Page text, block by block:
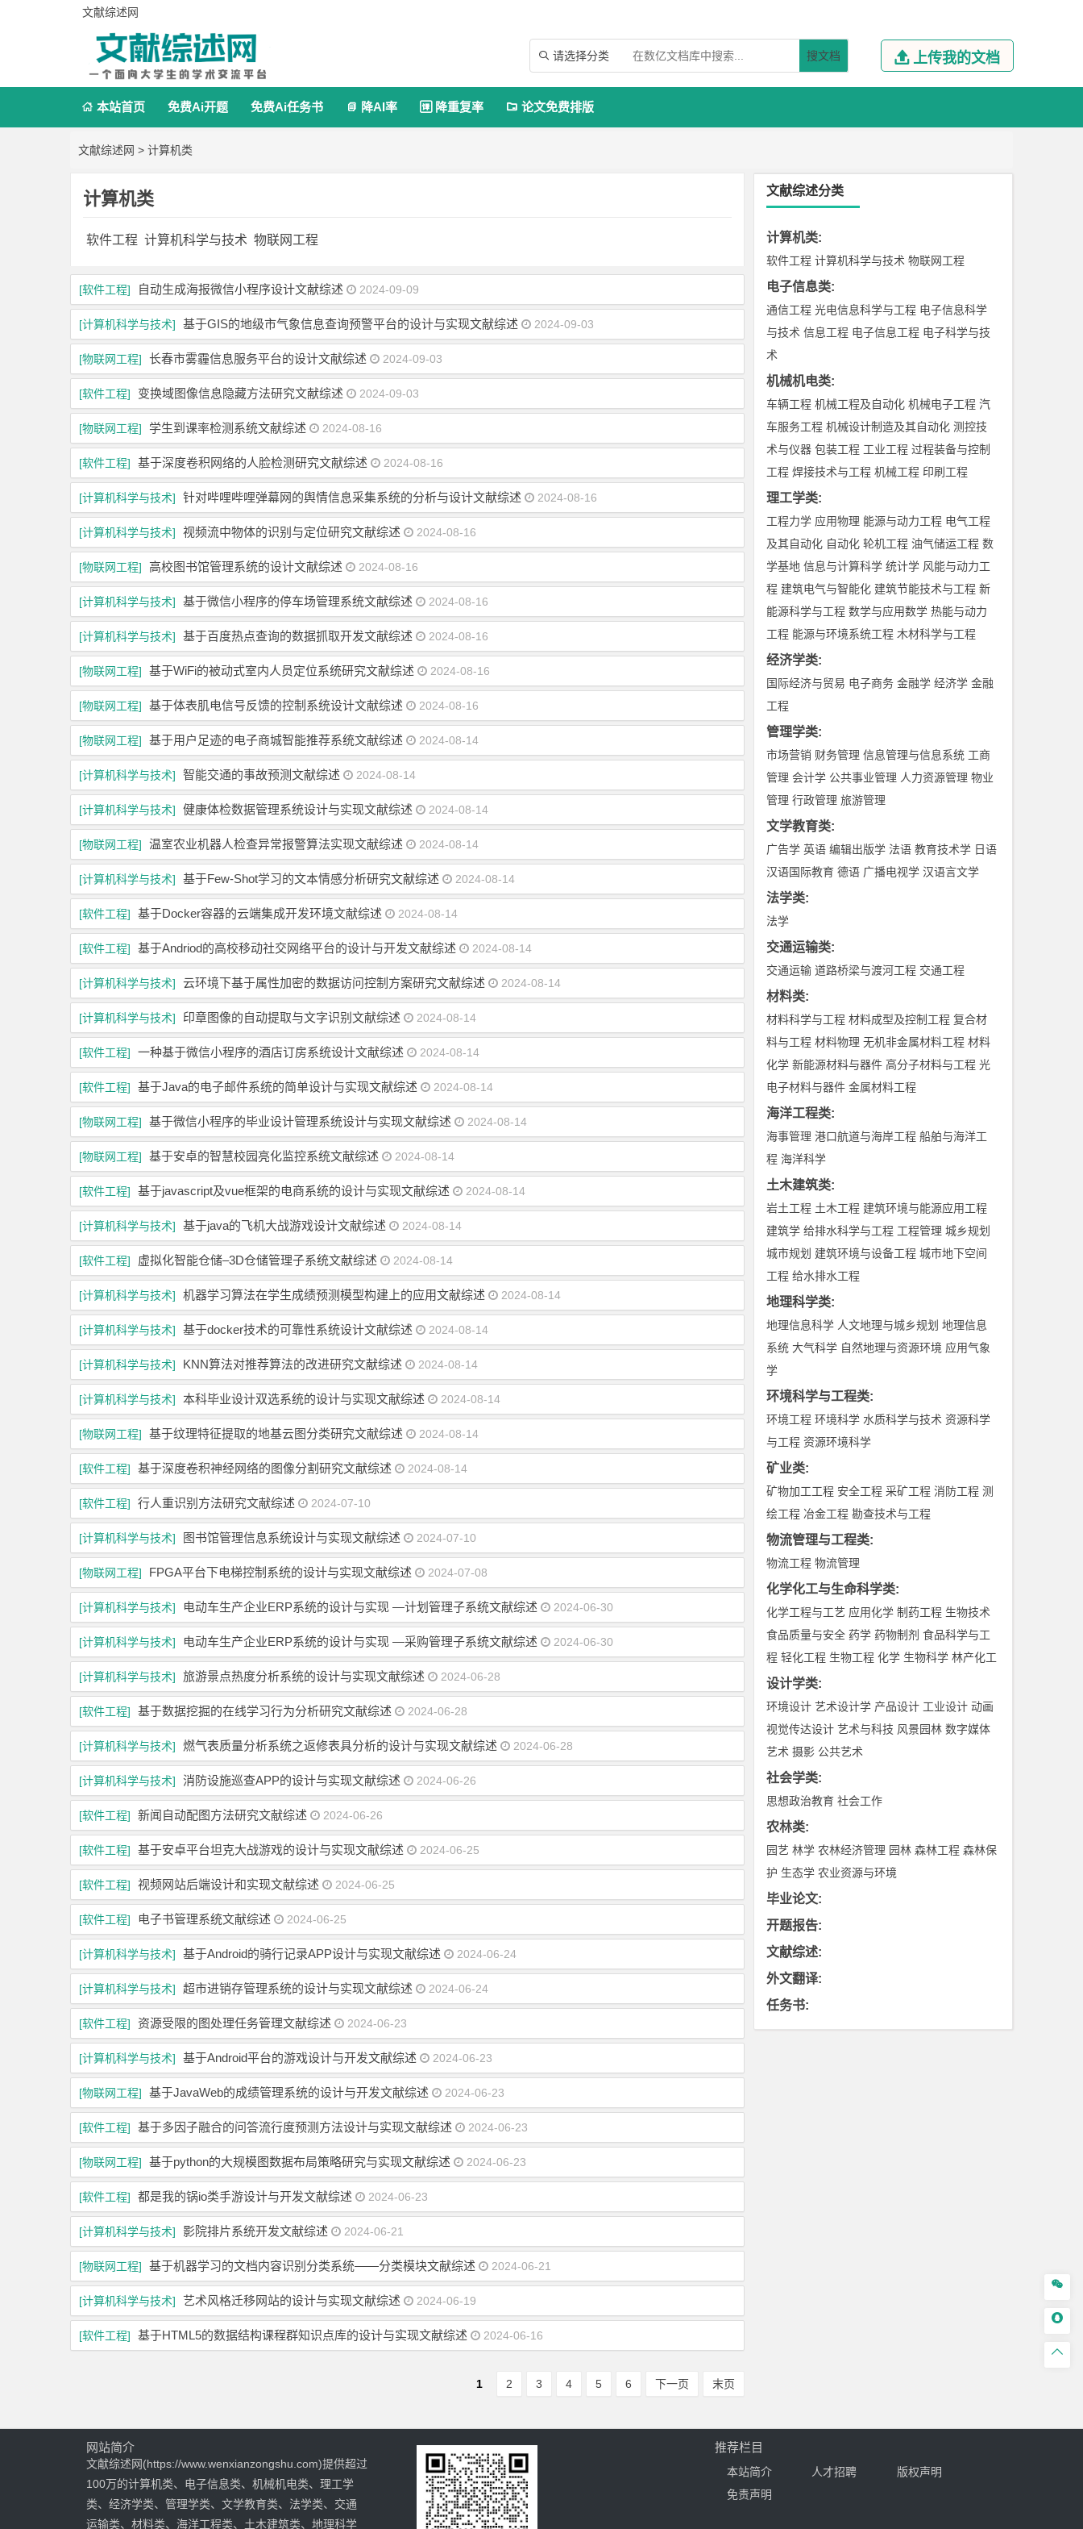
文献综述网
 请选择分类 搜文档  上传我的文档
 本站首页 免费Ai开题 免费Ai任务书  降AI率  降重复率  论文免费排版
文献综述网 > 计算机类
计算机类
软件工程 计算机科学与技术 物联网工程
[软件工程] 自动生成海报微信小程序设计文献综述 2024-09-09
[计算机科学与技术] 基于GIS的地级市气象信息查询预警平台的设计与实现文献综述 2024-09-03
[物联网工程] 长春市雾霾信息服务平台的设计文献综述 2024-09-03
[软件工程] 变换域图像信息隐藏方法研究文献综述 2024-09-03
[物联网工程] 学生到课率检测系统文献综述 2024-08-16
[软件工程] 基于深度卷积网络的人脸检测研究文献综述 2024-08-16
[计算机科学与技术] 针对哔哩哔哩弹幕网的舆情信息采集系统的分析与设计文献综述 2024-08-16
[计算机科学与技术] 视频流中物体的识别与定位研究文献综述 2024-08-16
[物联网工程] 高校图书馆管理系统的设计文献综述 2024-08-16
[计算机科学与技术] 基于微信小程序的停车场管理系统文献综述 2024-08-16
[计算机科学与技术] 基于百度热点查询的数据抓取开发文献综述 2024-08-16
[物联网工程] 基于WiFi的被动式室内人员定位系统研究文献综述 2024-08-16
[物联网工程] 基于体表肌电信号反馈的控制系统设计文献综述 2024-08-16
[物联网工程] 基于用户足迹的电子商城智能推荐系统文献综述 2024-08-14
[计算机科学与技术] 智能交通的事故预测文献综述 2024-08-14
[计算机科学与技术] 健康体检数据管理系统设计与实现文献综述 2024-08-14
[物联网工程] 温室农业机器人检查异常报警算法实现文献综述 2024-08-14
[计算机科学与技术] 基于Few-Shot学习的文本情感分析研究文献综述 2024-08-14
[软件工程] 基于Docker容器的云端集成开发环境文献综述 2024-08-14
[软件工程] 基于Andriod的高校移动社交网络平台的设计与开发文献综述 2024-08-14
[计算机科学与技术] 云环境下基于属性加密的数据访问控制方案研究文献综述 2024-08-14
[计算机科学与技术] 印章图像的自动提取与文字识别文献综述 2024-08-14
[软件工程] 一种基于微信小程序的酒店订房系统设计文献综述 2024-08-14
[软件工程] 基于Java的电子邮件系统的简单设计与实现文献综述 2024-08-14
[物联网工程] 基于微信小程序的毕业设计管理系统设计与实现文献综述 2024-08-14
[物联网工程] 基于安卓的智慧校园亮化监控系统文献综述 2024-08-14
[软件工程] 基于javascript及vue框架的电商系统的设计与实现文献综述 2024-08-14
[计算机科学与技术] 基于java的飞机大战游戏设计文献综述 2024-08-14
[软件工程] 虚拟化智能仓储–3D仓储管理子系统文献综述 2024-08-14
[计算机科学与技术] 机器学习算法在学生成绩预测模型构建上的应用文献综述 2024-08-14
[计算机科学与技术] 基于docker技术的可靠性系统设计文献综述 2024-08-14
[计算机科学与技术] KNN算法对推荐算法的改进研究文献综述 2024-08-14
[计算机科学与技术] 本科毕业设计双选系统的设计与实现文献综述 2024-08-14
[物联网工程] 基于纹理特征提取的地基云图分类研究文献综述 2024-08-14
[软件工程] 基于深度卷积神经网络的图像分割研究文献综述 2024-08-14
[软件工程] 行人重识别方法研究文献综述 2024-07-10
[计算机科学与技术] 图书馆管理信息系统设计与实现文献综述 2024-07-10
[物联网工程] FPGA平台下电梯控制系统的设计与实现文献综述 2024-07-08
[计算机科学与技术] 电动车生产企业ERP系统的设计与实现 —计划管理子系统文献综述 2024-06-30
[计算机科学与技术] 电动车生产企业ERP系统的设计与实现 —采购管理子系统文献综述 2024-06-30
[计算机科学与技术] 旅游景点热度分析系统的设计与实现文献综述 2024-06-28
[软件工程] 基于数据挖掘的在线学习行为分析研究文献综述 2024-06-28
[计算机科学与技术] 燃气表质量分析系统之返修表具分析的设计与实现文献综述 2024-06-28
[计算机科学与技术] 消防设施巡查APP的设计与实现文献综述 2024-06-26
[软件工程] 新闻自动配图方法研究文献综述 2024-06-26
[软件工程] 基于安卓平台坦克大战游戏的设计与实现文献综述 2024-06-25
[软件工程] 视频网站后端设计和实现文献综述 2024-06-25
[软件工程] 电子书管理系统文献综述 2024-06-25
[计算机科学与技术] 基于Android的骑行记录APP设计与实现文献综述 2024-06-24
[计算机科学与技术] 超市进销存管理系统的设计与实现文献综述 2024-06-24
[软件工程] 资源受限的图处理任务管理文献综述 2024-06-23
[计算机科学与技术] 基于Android平台的游戏设计与开发文献综述 2024-06-23
[物联网工程] 基于JavaWeb的成绩管理系统的设计与开发文献综述 2024-06-23
[软件工程] 基于多因子融合的问答流行度预测方法设计与实现文献综述 2024-06-23
[物联网工程] 基于python的大规模图数据布局策略研究与实现文献综述 2024-06-23
[软件工程] 都是我的锅io类手游设计与开发文献综述 2024-06-23
[计算机科学与技术] 影院排片系统开发文献综述 2024-06-21
[物联网工程] 基于机器学习的文档内容识别分类系统——分类模块文献综述 2024-06-21
[计算机科学与技术] 艺术风格迁移网站的设计与实现文献综述 2024-06-19
[软件工程] 基于HTML5的数据结构课程群知识点库的设计与实现文献综述 2024-06-16
1 2 3 4 5 6 下一页 末页
文献综述分类
计算机类:
软件工程 计算机科学与技术 物联网工程
电子信息类:
通信工程 光电信息科学与工程 电子信息科学
与技术 信息工程 电子信息工程 电子科学与技
术
机械机电类:
车辆工程 机械工程及自动化 机械电子工程 汽
车服务工程 机械设计制造及其自动化 测控技
术与仪器 包装工程 工业工程 过程装备与控制
工程 焊接技术与工程 机械工程 印刷工程
理工学类:
工程力学 应用物理 能源与动力工程 电气工程
及其自动化 自动化 轮机工程 油气储运工程 数
学基地 信息与计算科学 统计学 风能与动力工
程 建筑电气与智能化 建筑节能技术与工程 新
能源科学与工程 数学与应用数学 热能与动力
工程 能源与环境系统工程 木材科学与工程
经济学类:
国际经济与贸易 电子商务 金融学 经济学 金融
工程
管理学类:
市场营销 财务管理 信息管理与信息系统 工商
管理 会计学 公共事业管理 人力资源管理 物业
管理 行政管理 旅游管理
文学教育类:
广告学 英语 编辑出版学 法语 教育技术学 日语
汉语国际教育 德语 广播电视学 汉语言文学
法学类:
法学
交通运输类:
交通运输 道路桥梁与渡河工程 交通工程
材料类:
材料科学与工程 材料成型及控制工程 复合材
料与工程 材料物理 无机非金属材料工程 材料
化学 新能源材料与器件 高分子材料与工程 光
电子材料与器件 金属材料工程
海洋工程类:
海事管理 港口航道与海岸工程 船舶与海洋工
程 海洋科学
土木建筑类:
岩土工程 土木工程 建筑环境与能源应用工程
建筑学 给排水科学与工程 工程管理 城乡规划
城市规划 建筑环境与设备工程 城市地下空间
工程 给水排水工程
地理科学类:
地理信息科学 人文地理与城乡规划 地理信息
系统 大气科学 自然地理与资源环境 应用气象
学
环境科学与工程类:
环境工程 环境科学 水质科学与技术 资源科学
与工程 资源环境科学
矿业类:
矿物加工工程 安全工程 采矿工程 消防工程 测
绘工程 冶金工程 勘查技术与工程
物流管理与工程类:
物流工程 物流管理
化学化工与生命科学类:
化学工程与工艺 应用化学 制药工程 生物技术
食品质量与安全 药学 药物制剂 食品科学与工
程 轻化工程 生物工程 化学 生物科学 林产化工
设计学类:
环境设计 艺术设计学 产品设计 工业设计 动画
视觉传达设计 艺术与科技 风景园林 数字媒体
艺术 摄影 公共艺术
社会学类:
思想政治教育 社会工作
农林类:
园艺 林学 农林经济管理 园林 森林工程 森林保
护 生态学 农业资源与环境
毕业论文:
开题报告:
文献综述:
外文翻译:
任务书:



网站简介
文献综述网(https://www.wenxianzongshu.com)提供超过
100万的计算机类、电子信息类、机械机电类、理工学
类、经济学类、管理学类、文学教育类、法学类、交通
运输类、材料类、海洋工程类、土木建筑类、地理科学
推荐栏目
本站简介 人才招聘
版权声明
免责声明